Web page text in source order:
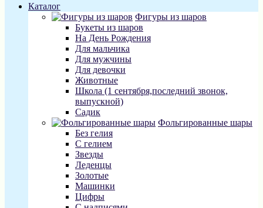
Каталог
Фигуры из шаров
Букеты из шаров
На День Рождения
Для мальчика
Для мужчины
Для девочки
Животные
Школа (1 сентября,последний звонок,
выпускной)
Садик
Фольгированные шары
Без гелия
С гелием
Звезды
Леденцы
Золотые
Машинки
Цифры